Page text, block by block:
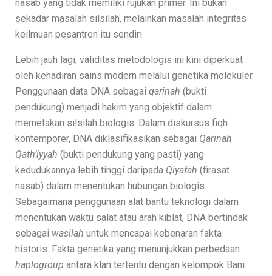
nasab yang tidak memiliki rujukan primer. Ini bukan
sekadar masalah silsilah, melainkan masalah integritas
keilmuan pesantren itu sendiri.
Lebih jauh lagi, validitas metodologis ini kini diperkuat
oleh kehadiran sains modern melalui genetika molekuler.
Penggunaan data DNA sebagai qarinah (bukti
pendukung) menjadi hakim yang objektif dalam
memetakan silsilah biologis. Dalam diskursus fiqh
kontemporer, DNA diklasifikasikan sebagai Qarinah
Qath’iyyah (bukti pendukung yang pasti) yang
kedudukannya lebih tinggi daripada Qiyafah (firasat
nasab) dalam menentukan hubungan biologis.
Sebagaimana penggunaan alat bantu teknologi dalam
menentukan waktu salat atau arah kiblat, DNA bertindak
sebagai wasilah untuk mencapai kebenaran fakta
historis. Fakta genetika yang menunjukkan perbedaan
haplogroup antara klan tertentu dengan kelompok Bani